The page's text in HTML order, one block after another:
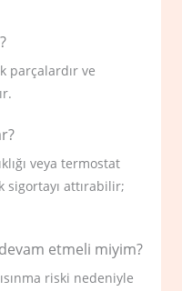
parçalardır ve
veya termostat
sigortayı attırabilir;
etmeli miyim?
riski nedeniyle